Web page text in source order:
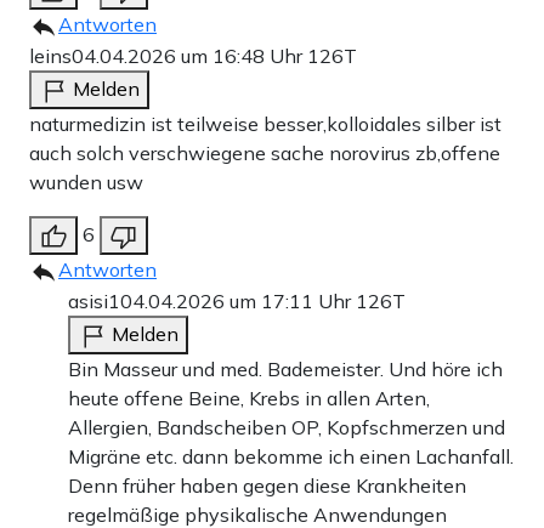
Antworten
leins04.04.2026 um 16:48 Uhr 126T
Melden
naturmedizin ist teilweise besser,kolloidales silber ist
auch solch verschwiegene sache norovirus zb,offene
wunden usw
6
Antworten
asisi104.04.2026 um 17:11 Uhr 126T
Melden
Bin Masseur und med. Bademeister. Und höre ich
heute offene Beine, Krebs in allen Arten,
Allergien, Bandscheiben OP, Kopfschmerzen und
Migräne etc. dann bekomme ich einen Lachanfall.
Denn früher haben gegen diese Krankheiten
regelmäßige physikalische Anwendungen